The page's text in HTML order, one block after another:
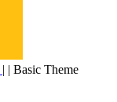
| | Basic Theme